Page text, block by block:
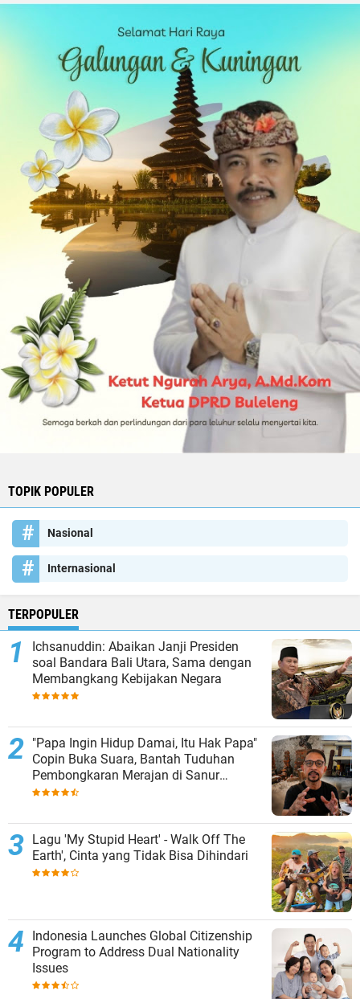
TOPIK POPULER
Nasional
Internasional
TERPOPULER
Ichsanuddin: Abaikan Janji Presiden
soal Bandara Bali Utara, Sama dengan
Membangkang Kebijakan Negara
"Papa Ingin Hidup Damai, Itu Hak Papa"
Copin Buka Suara, Bantah Tuduhan
Pembongkaran Merajan di Sanur
Sepihak
Lagu 'My Stupid Heart' - Walk Off The
Earth', Cinta yang Tidak Bisa Dihindari
Indonesia Launches Global Citizenship
Program to Address Dual Nationality
Issues